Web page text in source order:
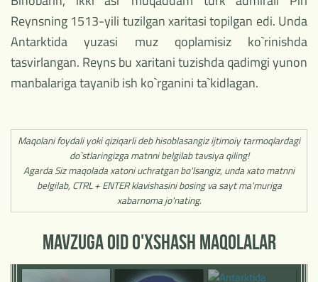
Reynsning 1513-yili tuzilgan xaritasi topilgan edi. Unda
Antarktida yuzasi muz qoplamisiz ko`rinishda
tasvirlangan. Reyns bu xaritani tuzishda qadimgi yunon
manbalariga tayanib ish ko`rganini ta`kidlagan.
Maqolani foydali yoki qiziqarli deb hisoblasangiz ijtimoiy tarmoqlardagi
do`stlaringizga matnni belgilab tavsiya qiling!
Agarda Siz maqolada xatoni uchratgan bo'lsangiz, unda xato matnni
belgilab, CTRL + ENTER klavishasini bosing va sayt ma'muriga
xabarnoma jo'nating.
MAVZUGA OID O'XSHASH MAQOLALAR